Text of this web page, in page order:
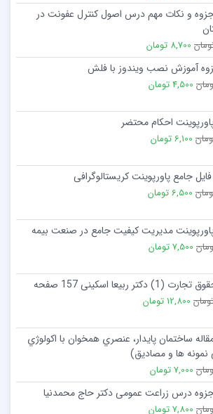
جزوه و نکات مهم درس اصول کنترل عفونت در
8,700 تومان
آموزش نصب ویندوز با فلش
4,500 تومان
احکام محتضر
6,100 تومان
فایل جامع پاورپوینت کریستالوگرافی
6,500 تومان
پاورپوینت مدیریت کیفیت جامع در صنعت بیمه
7,500 تومان
دکتر ربیعا اسکینی 157 صفحه
12,800 تومان
ساختمان پایدار، عنصري همخوان با اکولوژي
نمونه ها و مصادیق)
7,000 تومان
جزوه درس زراعت عمومی دکتر حاج محمدنیا
7,800 تومان